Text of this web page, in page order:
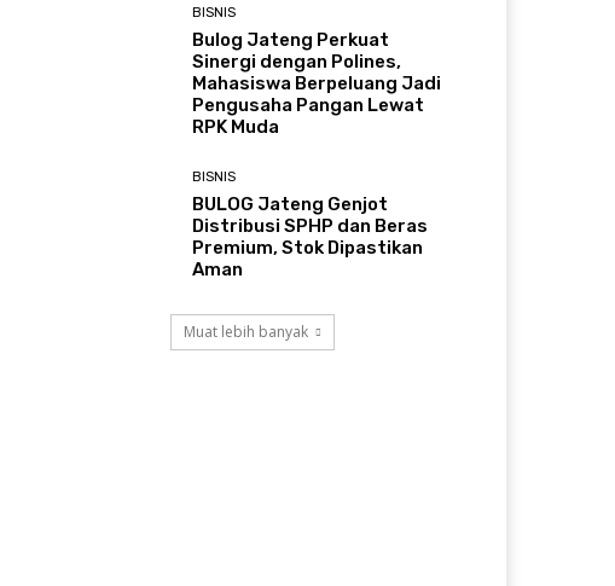
BISNIS
Bulog Jateng Perkuat
Sinergi dengan Polines,
Mahasiswa Berpeluang Jadi
Pengusaha Pangan Lewat
RPK Muda
BISNIS
BULOG Jateng Genjot
Distribusi SPHP dan Beras
Premium, Stok Dipastikan
Aman
Muat lebih banyak